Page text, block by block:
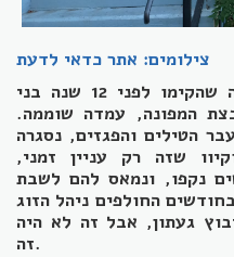
צילומים: אתר כדאי לדעת
מאז תחילת המלחמה, המסעדה שהקימו לפני 12 שנה בני
המפונה, עמדה שוממה.
הטילים והפגזים, נסגרה
שזה רק עניין זמני,
נקפו, ונמאס להם לשבת
החולפים ניהל הזוג
געתון, אבל זה לא היה
זה.